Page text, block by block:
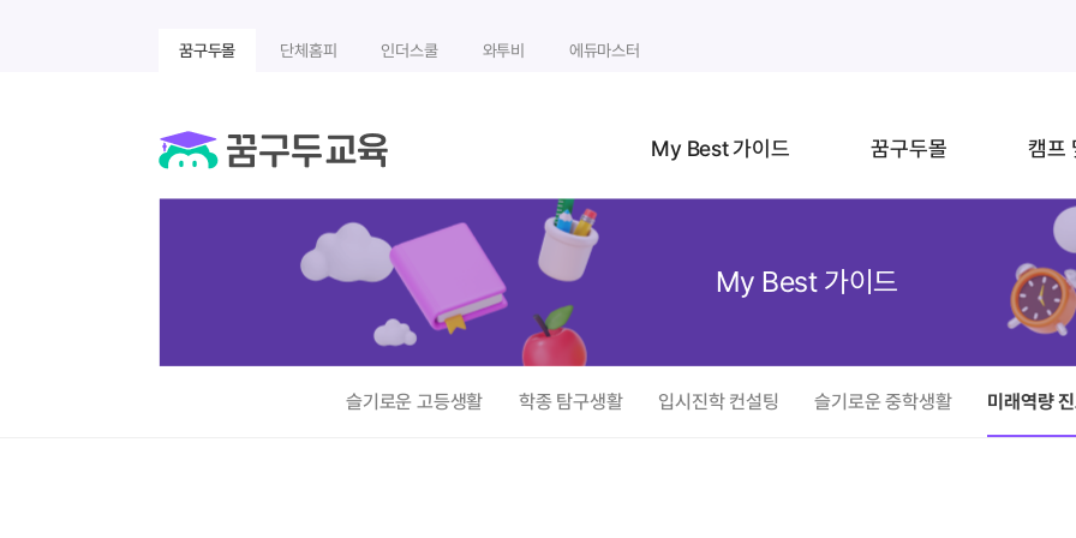
꿈구두몰 단체홈피 인더스쿨 와투비 에듀마스터
My Best 가이드 꿈구두몰 캠프
My Best 가이드
슬기로운 고등생활 학종 탐구생활 입시진학 컨설팅 슬기로운 중학생활 미래역량